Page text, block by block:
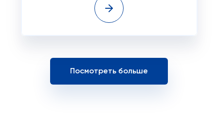
Посмотреть больше